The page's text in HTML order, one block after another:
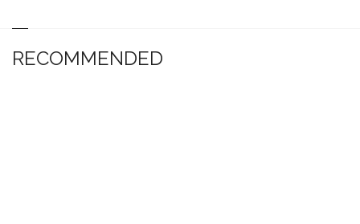
RECOMMENDED